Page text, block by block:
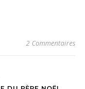
2 Commentaires